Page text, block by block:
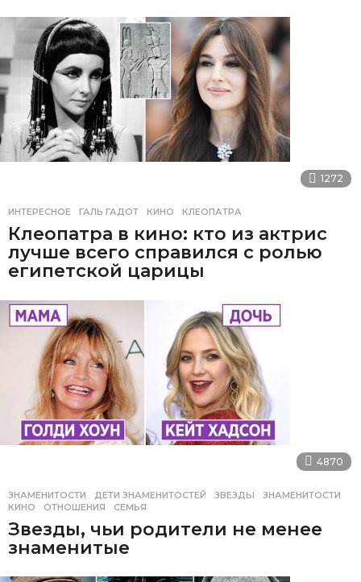
1272
ИНТЕРЕСНОЕ ГАЛЬ ГАДОТ ,КИНО ,КЛЕОПАТРА
Клеопатра в кино: кто из актрис
лучше всего справился с ролью
египетской царицы
4870
ЗНАМЕНИТОСТИ ДЕТИ ЗНАМЕНИТОСТЕЙ ,ЗВЕЗДЫ ,ЗНАМЕНИТОСТИ
КИНО
,ОТНОШЕНИЯ ,СЕМЬЯ
Звезды, чьи родители не менее
знаменитые